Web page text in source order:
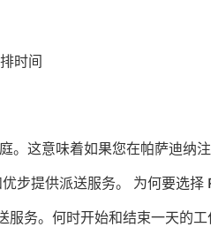
时间
。这意味着如果您在帕萨迪纳
步提供派送服务。 为何要选择
务。 何时开始和结束一天的